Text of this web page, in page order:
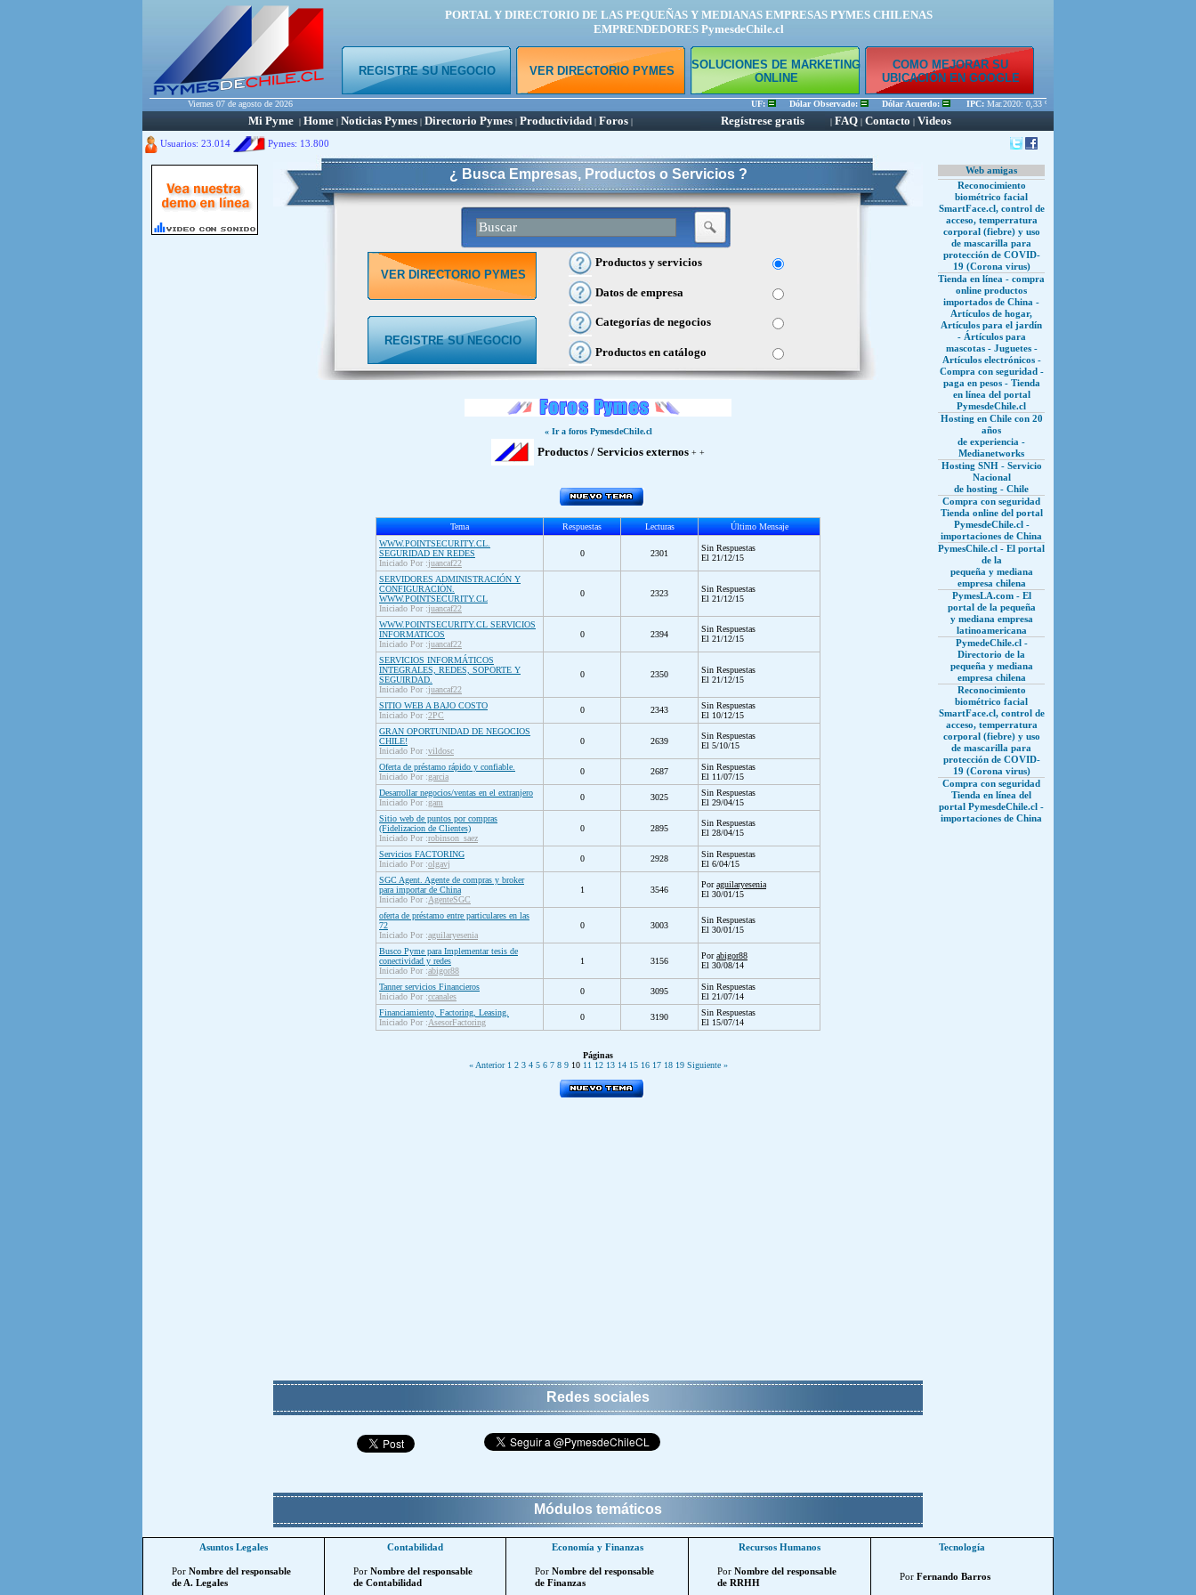
PORTAL Y DIRECTORIO DE LAS PEQUEÑAS Y MEDIANAS EMPRESAS PYMES CHILENAS
EMPRENDEDORES PymesdeChile.cl
REGISTRE SU NEGOCIO VER DIRECTORIO PYMES
SOLUCIONES DE MARKETING
ONLINE
COMO MEJORAR SU
UBICACIÓN EN GOOGLE
Viernes 07 de agosto de 2026 UF: Dólar Observado: Dólar Acuerdo: IPC:Mar.2020: 0,33 % Feb.2020: 0,45 % Ene.2020: 0,56 %
Mi Pyme | Home | Noticias Pymes | Directorio Pymes | Productividad | Foros | Regístrese gratis | FAQ | Contacto | Videos
Usuarios: 23.014 Pymes: 13.800
¿ Busca Empresas, Productos o Servicios ?
VER DIRECTORIO PYMES
REGISTRE SU NEGOCIO
Productos y servicios
Datos de empresa
Categorías de negocios
Productos en catálogo
« Ir a foros PymesdeChile.cl
Productos / Servicios externos + +
Tema Respuestas Lecturas
Último Mensaje
WWW.POINTSECURITY.CL.
SEGURIDAD EN REDES
Iniciado Por :juancaf22
0 2301
Sin Respuestas
El 21/12/15
SERVIDORES ADMINISTRACIÓN Y
CONFIGURACIÓN.
WWW.POINTSECURITY.CL
Iniciado Por :juancaf22
0 2323
Sin Respuestas
El 21/12/15
WWW.POINTSECURITY.CL SERVICIOS
INFORMATICOS
Iniciado Por :juancaf22
0 2394
Sin Respuestas
El 21/12/15
SERVICIOS INFORMÁTICOS
INTEGRALES, REDES, SOPORTE Y
SEGUIRDAD.
Iniciado Por :juancaf22
0 2350
Sin Respuestas
El 21/12/15
SITIO WEB A BAJO COSTO
Iniciado Por :2PC
0 2343
Sin Respuestas
El 10/12/15
GRAN OPORTUNIDAD DE NEGOCIOS
CHILE!
Iniciado Por :vildosc
0 2639
Sin Respuestas
El 5/10/15
Oferta de préstamo rápido y confiable.
Iniciado Por :garcia
0 2687
Sin Respuestas
El 11/07/15
Desarrollar negocios/ventas en el extranjero
Iniciado Por :gam
0 3025
Sin Respuestas
El 29/04/15
Sitio web de puntos por compras
(Fidelizacion de Clientes)
Iniciado Por :robinson_saez
0 2895
Sin Respuestas
El 28/04/15
Servicios FACTORING
Iniciado Por :olgavj
0 2928
Sin Respuestas
El 6/04/15
SGC Agent. Agente de compras y broker
para importar de China
Iniciado Por :AgenteSGC
1 3546
Poraguilaryesenia
El 30/01/15
oferta de préstamo entre particulares en las
72
Iniciado Por :aguilaryesenia
0 3003
Sin Respuestas
El 30/01/15
Busco Pyme para Implementar tesis de
conectividad y redes
Iniciado Por :abigor88
1 3156
Porabigor88
El 30/08/14
Tanner servicios Financieros
Iniciado Por :ccanales
0 3095
Sin Respuestas
El 21/07/14
Financiamiento, Factoring, Leasing.
Iniciado Por :AsesorFactoring
0 3190
Sin Respuestas
El 15/07/14
Páginas
« Anterior 1 2 3 4 5 6 7 8 910 11 12 13 14 15 16 17 18 19 Siguiente »
Web amigas
Reconocimiento
biométrico facial
SmartFace.cl, control de
acceso, temperratura
corporal (fiebre) y uso
de mascarilla para
protección de COVID-
19 (Corona virus)
Tienda en línea - compra
online productos
importados de China -
Artículos de hogar,
Artículos para el jardín
- Ártículos para
mascotas - Juguetes -
Artículos electrónicos -
Compra con seguridad -
paga en pesos - Tienda
en línea del portal
PymesdeChile.cl
Hosting en Chile con 20
años
de experiencia -
Medianetworks
Hosting SNH - Servicio
Nacional
de hosting - Chile
Compra con seguridad
Tienda online del portal
PymesdeChile.cl -
importaciones de China
PymesChile.cl - El portal
de la
pequeña y mediana
empresa chilena
PymesLA.com - El
portal de la pequeña
y mediana empresa
latinoamericana
PymedeChile.cl -
Directorio de la
pequeña y mediana
empresa chilena
Reconocimiento
biométrico facial
SmartFace.cl, control de
acceso, temperratura
corporal (fiebre) y uso
de mascarilla para
protección de COVID-
19 (Corona virus)
Compra con seguridad
Tienda en línea del
portal PymesdeChile.cl -
importaciones de China
Redes sociales
Módulos temáticos
Asuntos Legales
Por Nombre del responsable
de A. Legales
Contabilidad
Por Nombre del responsable
de Contabilidad
Economía y Finanzas
Por Nombre del responsable
de Finanzas
Recursos Humanos
Por Nombre del responsable
de RRHH
Tecnología
Por Fernando Barros